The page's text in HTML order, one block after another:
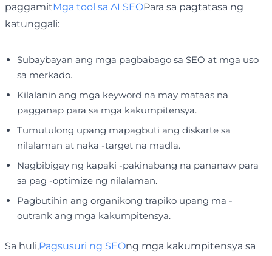
paggamitMga tool sa AI SEOPara sa pagtatasa ng
katunggali:
Subaybayan ang mga pagbabago sa SEO at mga uso
sa merkado.
Kilalanin ang mga keyword na may mataas na
pagganap para sa mga kakumpitensya.
Tumutulong upang mapagbuti ang diskarte sa
nilalaman at naka -target na madla.
Nagbibigay ng kapaki -pakinabang na pananaw para
sa pag -optimize ng nilalaman.
Pagbutihin ang organikong trapiko upang ma -
outrank ang mga kakumpitensya.
Sa huli,Pagsusuri ng SEOng mga kakumpitensya sa